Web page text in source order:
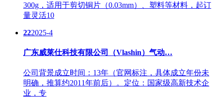
300g，适用于剪切铜片（0.03mm）、塑料等材料，起订
量灵活10
222025-4
广东威莱仕科技有限公司（Vlashin）气动…
公司背景成立时间：13年（官网标注，具体成立年份未
明确，推算约2011年前后）。定位：国家级高新技术企
业，专